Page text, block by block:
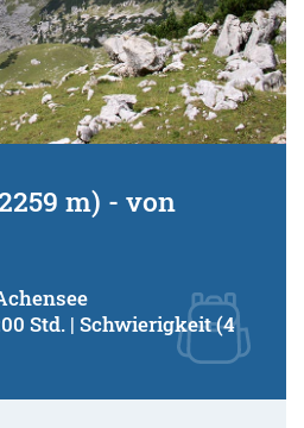
m) - von
Std. | Schwierigkeit (4